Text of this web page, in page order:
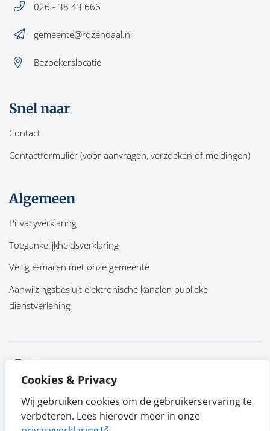
Cookies & Privacy
Wij gebruiken cookies om de gebruikerservaring te
verbeteren. Lees hierover meer in onze
026 - 38 43 666
gemeente@rozendaal.nl
Bezoekerslocatie
Snel naar
Contact
Contactformulier (voor aanvragen, verzoeken of meldingen)
Algemeen
Privacyverklaring
Toegankelijkheidsverklaring
Veilig e-mailen met onze gemeente
Aanwijzingsbesluit elektronische kanalen publieke
dienstverlening
Facebook